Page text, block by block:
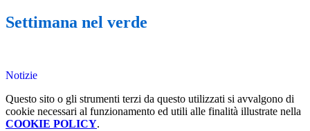
Settimana nel verde
Notizie
Questo sito o gli strumenti terzi da questo utilizzati si avvalgono di
cookie necessari al funzionamento ed utili alle finalità illustrate nella
COOKIE POLICY.